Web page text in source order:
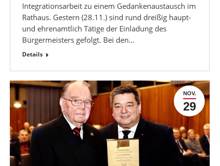
Integrationsarbeit zu einem Gedankenaustausch im
Rathaus. Gestern (28.11.) sind rund dreißig haupt-
und ehrenamtlich Tätige der Einladung des
Bürgermeisters gefolgt. Bei den…
Details
NOV.
29